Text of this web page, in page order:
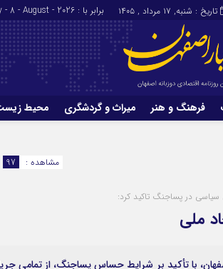
تاریخ : شنبه, ۱۷ مرداد , ۱۴۰۵ برابر با : Saturday - 8 - August - 2026
فرهنگ و هنر میراث و گردشگری محیط
ورزش
مشاهده : 97
سیاسی در پساجنگ تاکید کرد:
ملی
با تأکید بر شرایط حساس پساجنگ، از تمامی